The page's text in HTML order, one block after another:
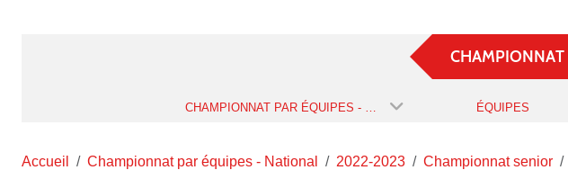
CHAMPIONNAT
ÉQUIPES
Accueil Championnat par équipes - National 2022-2023 Championnat senior